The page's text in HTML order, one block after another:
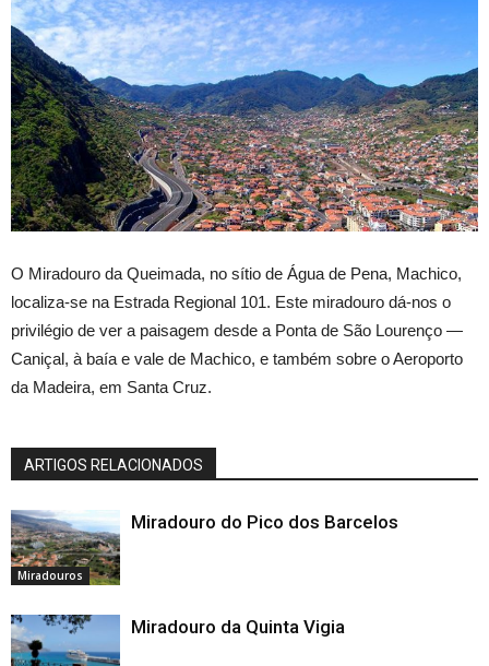
O Miradouro da Queimada, no sítio de Água de Pena, Machico,
localiza-se na Estrada Regional 101. Este miradouro dá-nos o
privilégio de ver a paisagem desde a Ponta de São Lourenço —
Caniçal, à baía e vale de Machico, e também sobre o Aeroporto
da Madeira, em Santa Cruz.
ARTIGOS RELACIONADOS
Miradouros
Miradouro do Pico dos Barcelos
Miradouro da Quinta Vigia